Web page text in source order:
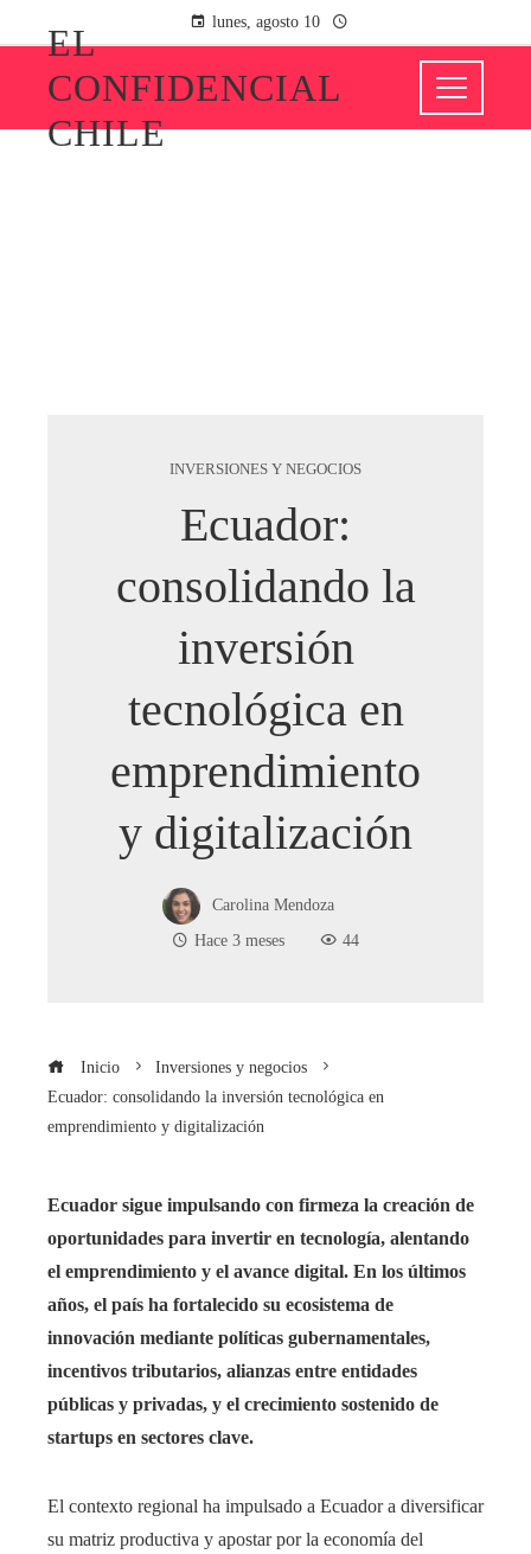
lunes, agosto 10
EL
CONFIDENCIAL
CHILE
INVERSIONES Y NEGOCIOS
Ecuador:
consolidando la
inversión
tecnológica en
emprendimiento
y digitalización
Carolina Mendoza
Hace 3 meses
44
Inicio
Inversiones y negocios
Ecuador: consolidando la inversión tecnológica en
emprendimiento y digitalización
Ecuador sigue impulsando con firmeza la creación de
oportunidades para invertir en tecnología, alentando
el emprendimiento y el avance digital. En los últimos
años, el país ha fortalecido su ecosistema de
innovación mediante políticas gubernamentales,
incentivos tributarios, alianzas entre entidades
públicas y privadas, y el crecimiento sostenido de
startups en sectores clave.
El contexto regional ha impulsado a Ecuador a diversificar
su matriz productiva y apostar por la economía del